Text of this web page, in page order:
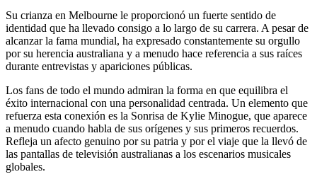
Su crianza en Melbourne le proporcionó un fuerte sentido de
identidad que ha llevado consigo a lo largo de su carrera. A pesar de
alcanzar la fama mundial, ha expresado constantemente su orgullo
por su herencia australiana y a menudo hace referencia a sus raíces
durante entrevistas y apariciones públicas.
Los fans de todo el mundo admiran la forma en que equilibra el
éxito internacional con una personalidad centrada. Un elemento que
refuerza esta conexión es la Sonrisa de Kylie Minogue, que aparece
a menudo cuando habla de sus orígenes y sus primeros recuerdos.
Refleja un afecto genuino por su patria y por el viaje que la llevó de
las pantallas de televisión australianas a los escenarios musicales
globales.